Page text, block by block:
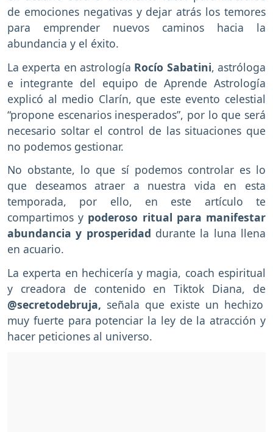
de emociones negativas y dejar atrás los temores
para emprender nuevos caminos hacia la
abundancia y el éxito.
La experta en astrología Rocío Sabatini, astróloga
e integrante del equipo de Aprende Astrología
explicó al medio Clarín, que este evento celestial
“propone escenarios inesperados”, por lo que será
necesario soltar el control de las situaciones que
no podemos gestionar.
No obstante, lo que sí podemos controlar es lo
que deseamos atraer a nuestra vida en esta
temporada, por ello, en este artículo te
compartimos y poderoso ritual para manifestar
abundancia y prosperidad durante la luna llena
en acuario.
La experta en hechicería y magia, coach espiritual
y creadora de contenido en Tiktok Diana, de
@secretodebruja, señala que existe un hechizo
muy fuerte para potenciar la ley de la atracción y
hacer peticiones al universo.